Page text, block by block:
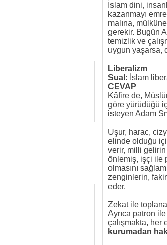
İslam dini,
kazanmayı
malına,
gerekir. Bugün
temizlik ve
uygun yaşarsa,
Liberalizm
Sual: İslam
CEVAP
Kâfire de,
göre yürüdüğü
isteyen Adam
Uşur, harac,
elinde olduğu
verir, milli
önlemiş, işçi ile
olmasını
zenginlerin,
eder.
Zekat ile
Ayrıca patron
çalışmakta, her
kurumadan